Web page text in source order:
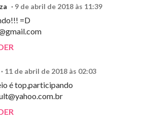
9 de abril de 2018 às 11:39
=D
11 de abril de 2018 às 02:03
é top,participando